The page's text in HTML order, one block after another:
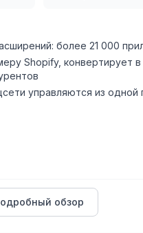
более 21 000
Shopify, конвертирует
управляются из одной
обзор